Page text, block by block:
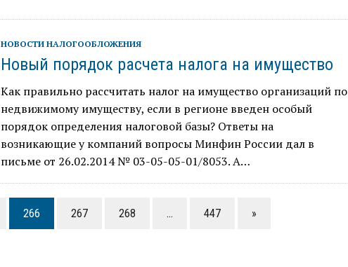
НОВОСТИ НАЛОГООБЛОЖЕНИЯ
Новый порядок расчета налога на имущество
Как правильно рассчитать налог на имущество организаций по
недвижимому имуществу, если в регионе введен особый
порядок определения налоговой базы? Ответы на
возникающие у компаний вопросы Минфин России дал в
письме от 26.02.2014 № 03-05-05-01/8053. А…
266 267 268 … 447 »